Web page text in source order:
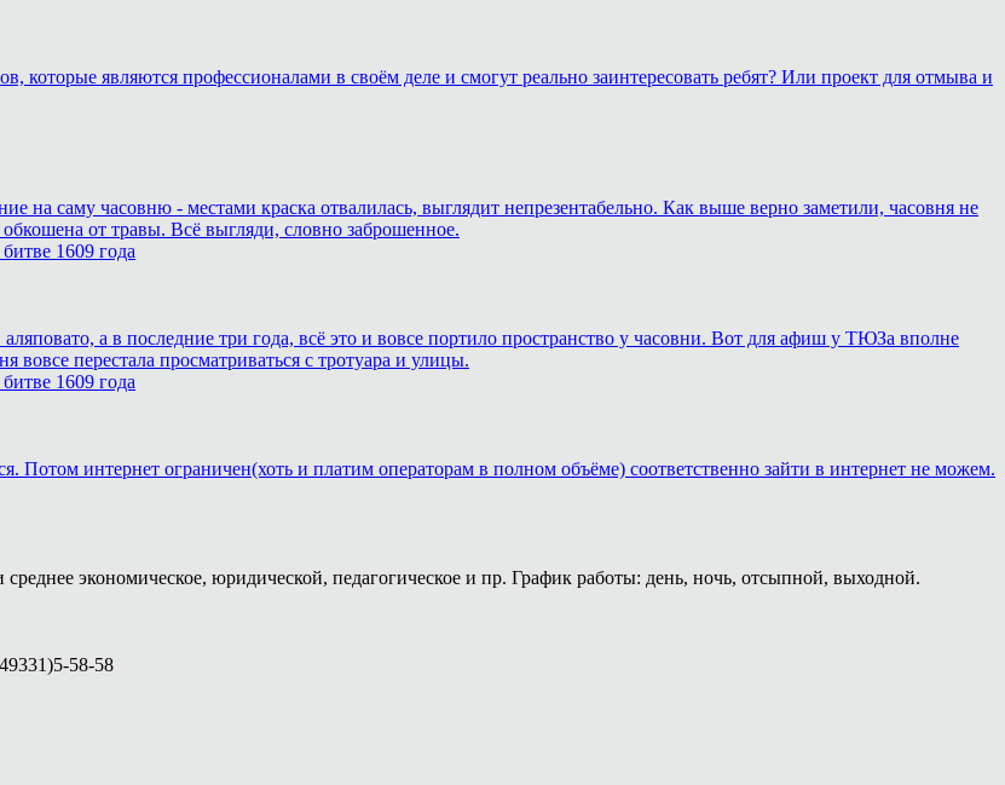
которые являются профессионалами в своём деле и смогут реально заинтересовать ребят? Или проект для отмыва и
на саму часовню - местами краска отвалилась, выглядит непрезентабельно. Как выше верно заметили, часовня не
от травы. Всё выгляди, словно заброшенное.
1609 года
а в последние три года, всё это и вовсе портило пространство у часовни. Вот для афиш у ТЮЗа вполне
перестала просматриваться с тротуара и улицы.
1609 года
Потом интернет ограничен(хоть и платим операторам в полном объёме) соответственно зайти в интернет не можем.
экономическое, юридической, педагогическое и пр. График работы: день, ночь, отсыпной, выходной.
58-58